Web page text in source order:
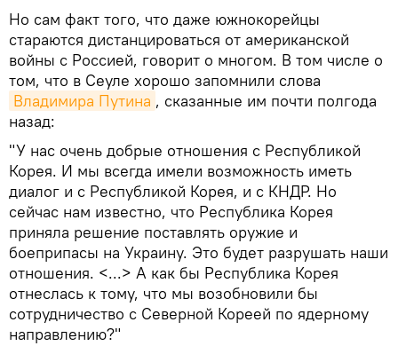
Но сам факт того, что даже южнокорейцы
стараются дистанцироваться от американской
войны с Россией, говорит о многом. В том числе о
том, что в Сеуле хорошо запомнили слова
Владимира Путина , сказанные им почти полгода
назад:
"У нас очень добрые отношения с Республикой
Корея. И мы всегда имели возможность иметь
диалог и с Республикой Корея, и с КНДР. Но
сейчас нам известно, что Республика Корея
приняла решение поставлять оружие и
боеприпасы на Украину. Это будет разрушать наши
отношения. <...> А как бы Республика Корея
отнеслась к тому, что мы возобновили бы
сотрудничество с Северной Кореей по ядерному
направлению?"